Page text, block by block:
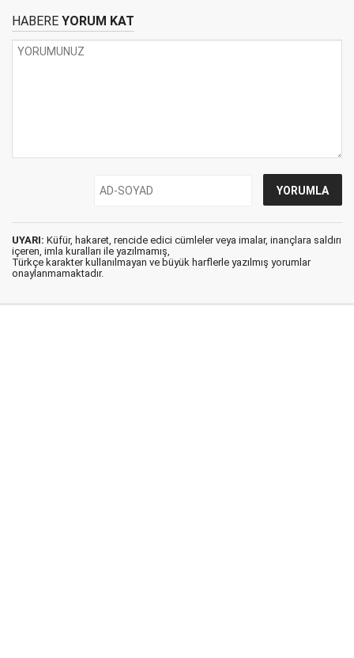
HABERE YORUM KAT
UYARI: Küfür, hakaret, rencide edici cümleler veya imalar, inançlara saldırı
içeren, imla kuralları ile yazılmamış,
Türkçe karakter kullanılmayan ve büyük harflerle yazılmış yorumlar
onaylanmamaktadır.